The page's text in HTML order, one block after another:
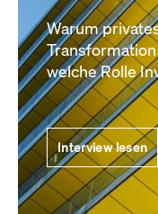
Warum
welche Rolle
Interview lesen